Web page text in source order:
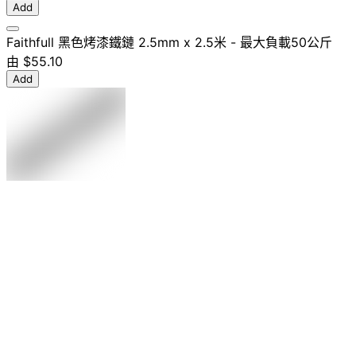
Add
Faithfull 黑色烤漆鐵鏈 2.5mm x 2.5米 - 最大負載50公斤
由 $55.10
Add